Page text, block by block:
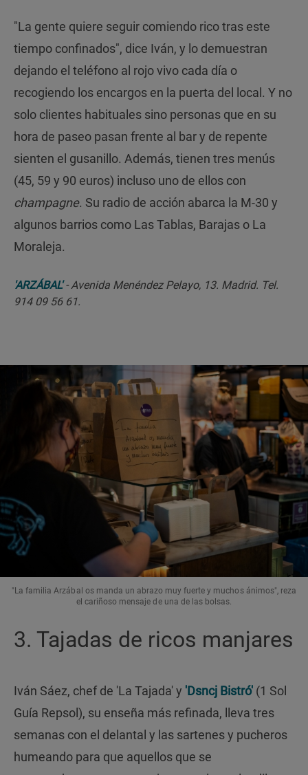
"La gente quiere seguir comiendo rico tras este
tiempo confinados", dice Iván, y lo demuestran
dejando el teléfono al rojo vivo cada día o
recogiendo los encargos en la puerta del local. Y no
solo clientes habituales sino personas que en su
hora de paseo pasan frente al bar y de repente
sienten el gusanillo. Además, tienen tres menús
(45, 59 y 90 euros) incluso uno de ellos con
champagne. Su radio de acción abarca la M-30 y
algunos barrios como Las Tablas, Barajas o La
Moraleja.
'ARZÁBAL' - Avenida Menéndez Pelayo, 13. Madrid. Tel.
914 09 56 61.
"La familia Arzábal os manda un abrazo muy fuerte y muchos ánimos", reza
el cariñoso mensaje de una de las bolsas.
3. Tajadas de ricos manjares
Iván Sáez, chef de 'La Tajada' y 'Dsncj Bistró' (1 Sol
Guía Repsol), su enseña más refinada, lleva tres
semanas con el delantal y las sartenes y pucheros
humeando para que aquellos que se